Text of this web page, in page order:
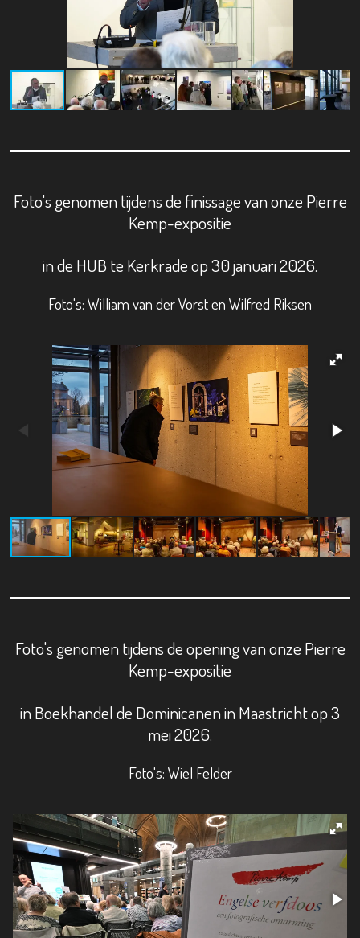
Foto's genomen tijdens de finissage van onze Pierre
Kemp-expositie
in de HUB te Kerkrade op 30 januari 2026.
Foto's: William van der Vorst en Wilfred Riksen
Foto's genomen tijdens de opening van onze Pierre
Kemp-expositie
in Boekhandel de Dominicanen in Maastricht op 3
mei 2026.
Foto's: Wiel Felder